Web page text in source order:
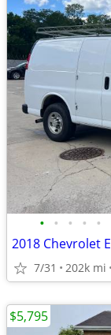
• • • • •
2018 Chevrolet
7/31 202k mi
$5,795